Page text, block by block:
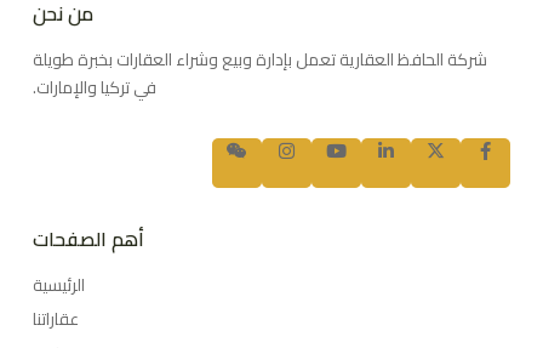
من نحن
شركة الحافظ العقارية تعمل بإدارة وبيع وشراء العقارات بخبرة طويلة
في تركيا والإمارات.
أهم الصفحات
الرئيسية
عقاراتنا